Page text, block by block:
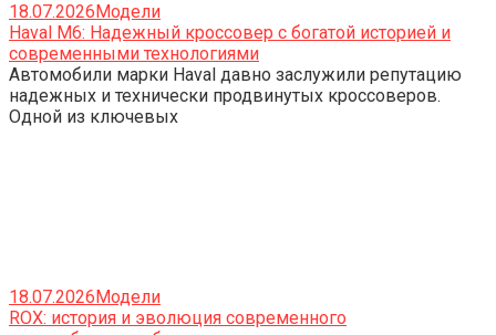
18.07.2026 Модели
Haval M6: Надежный кроссовер с богатой историей и
современными технологиями
Автомобили марки Haval давно заслужили репутацию
надежных и технически продвинутых кроссоверов.
Одной из ключевых
18.07.2026 Модели
ROX: история и эволюция современного